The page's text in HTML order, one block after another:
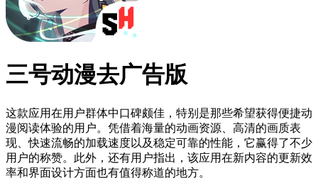
三号动漫去广告版
这款应用在用户群体中口碑颇佳，特别是那些希望获得便捷动
漫阅读体验的用户。凭借着海量的动画资源、高清的画质表
现、快速流畅的加载速度以及稳定可靠的性能，它赢得了不少
用户的称赞。此外，还有用户指出，该应用在新内容的更新效
率和界面设计方面也有值得称道的地方。